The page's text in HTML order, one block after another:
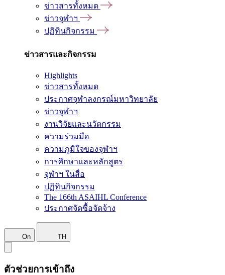
ข่าวสารทั้งหมด
ข่าวจุฬาฯ
ปฏิทินกิจกรรม
ข่าวสารและกิจกรรม
Highlights
ข่าวสารทั้งหมด
ประกาศจุฬาลงกรณ์มหาวิทยาลัย
ข่าวจุฬาฯ
งานวิจัยและนวัตกรรม
ความร่วมมือ
ความภูมิใจของจุฬาฯ
การศึกษาและหลักสูตร
จุฬาฯ ในสื่อ
ปฏิทินกิจกรรม
The 166th ASAIHL Conference
ประกาศจัดซื้อจัดจ้าง
On TH
ตัวช่วยการเข้าถึง